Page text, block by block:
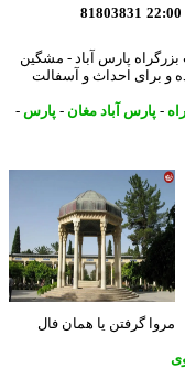
81803831
پارس آباد - مشگین
و برای احداث و آسفالت
پارس آباد مغان-پارس-
مروا گرفتن یا همان فال